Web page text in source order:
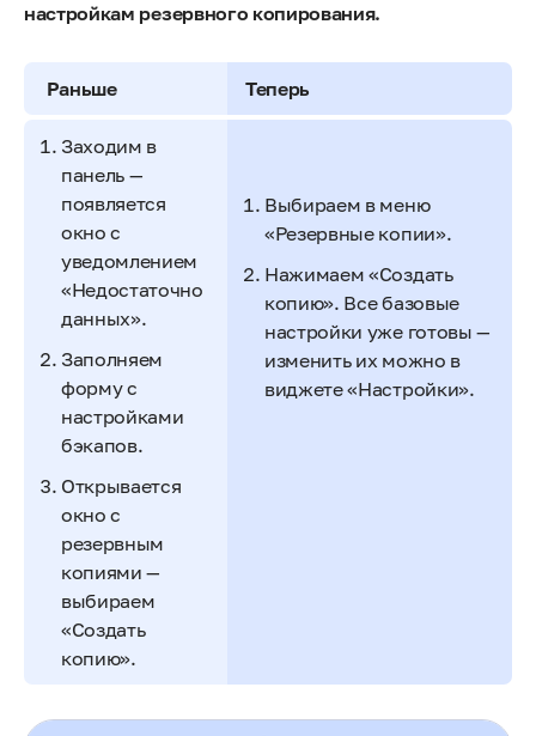
настройкам резервного копирования.
Раньше Теперь
Заходим в
панель —
появляется
окно с
уведомлением
«Недостаточно
данных».
Заполняем
форму с
настройками
бэкапов.
Открывается
окно с
резервным
копиями —
выбираем
«Создать
копию».
Выбираем в меню
«Резервные копии».
Нажимаем «Создать
копию». Все базовые
настройки уже готовы —
изменить их можно в
виджете «Настройки».